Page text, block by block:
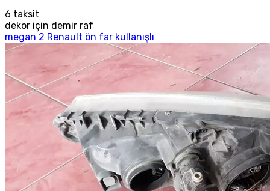
6 taksit
dekor için demir raf
megan 2 Renault ön far kullanışlı